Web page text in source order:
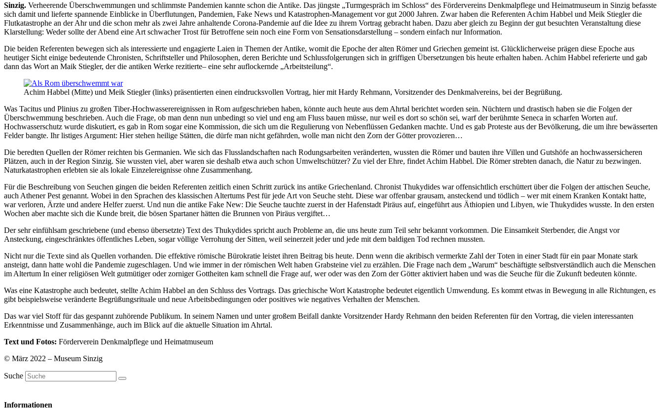
Sinzig. Verheerende Überschwemmungen und schlimmste Pandemien kannte schon die Antike. Das jüngste „Turmgespräch im Schloss“ des Fördervereins Denkmalpflege und Heimatmuseum in Sinzig befasste
sich damit und lieferte spannende Einblicke in Überflutungen, Pandemien, Fake News und Katastrophen-Management vor gut 2000 Jahren. Zwar haben die Referenten Achim Habbel und Meik Stiegler die
Flutkatastrophe an der Ahr und die schon mehr als zwei Jahre anhaltende Corona-Pandemie auf die Idee zu ihrem Vortrag gebracht haben. Dazu aber gleich zu Beginn der gut besuchten Veranstaltung diese
Klarstellung: Weder sollte der Abend eine Art schwacher Trost für Betroffene sein noch eine Form von Sensationsdarstellung – sondern einfach nur Information.
Die beiden Referenten bewegen sich als interessierte und engagierte Laien in Themen der Antike, womit die Epoche der alten Römer und Griechen gemeint ist. Glücklicherweise prägen diese Epoche aus
heutiger Sicht einige bedeutende Chronisten, Schriftsteller und Philosophen, deren Berichte und Schlussfolgerungen sich in griffigen Übersetzungen bis heute erhalten haben. Achim Habbel referierte und gab
dann das Wort an Maik Stiegler, der die antiken Werke rezitierte– eine sehr auflockernde „Arbeitsteilung“.
Achim Habbel (Mitte) und Meik Stiegler (links) präsentierten einen eindrucksvollen Vortrag, hier mit Hardy Rehmann, Vorsitzender des Denkmalvereins, bei der Begrüßung.
Was Tacitus und Plinius zu großen Tiber-Hochwasserereignissen in Rom aufgeschrieben haben, könnte auch heute aus dem Ahrtal berichtet worden sein. Nüchtern und drastisch haben sie die Folgen der
Überschwemmung beschrieben. Auch die Frage, ob man denn nun unbedingt so viel und eng am Fluss bauen müsse, nur weil es dort so schön sei, warf der berühmte Seneca in scharfen Worten auf.
Hochwasserschutz wurde diskutiert, es gab in Rom sogar eine Kommission, die sich um die Regulierung von Nebenflüssen Gedanken machte. Und es gab Proteste aus der Bevölkerung, die um ihre bewässerten
Felder bangte. Ihr listiges Argument: Hier stehen heilige Stätten, die dürfe man nicht gefährden, wolle man nicht den Zorn der Götter provozieren…
Die beredten Quellen der Römer reichten bis Germanien. Wie sich das Flusslandschaften nach Rodungsarbeiten veränderten, wussten die Römer und bauten ihre Villen und Gutshöfe an hochwassersicheren
Plätzen, auch in der Region Sinzig. Sie wussten viel, aber waren sie deshalb etwa auch schon Umweltschützer? Zu viel der Ehre, findet Achim Habbel. Die Römer strebten danach, die Natur zu bezwingen.
Naturkatastrophen erlebten sie als lokale Einzelereignisse ohne Zusammenhang.
Für die Beschreibung von Seuchen gingen die beiden Referenten zeitlich einen Schritt zurück ins antike Griechenland. Chronist Thukydides war offensichtlich erschüttert über die Folgen der attischen Seuche,
auch Athener Pest genannt. Wobei in den Sprachen des klassischen Altertums Pest für jede Art von Seuche steht. Diese war offenbar grausam, ansteckend und tödlich – wer mit einem Kranken Kontakt hatte,
war verloren, Ärzte und andere Helfer zuerst. Und nun die antike Fake New: Die Seuche tauchte zuerst in der Hafenstadt Piräus auf, eingeführt aus Äthiopien und Libyen, wie Thukydides wusste. In den ersten
Wochen aber machte sich die Kunde breit, die bösen Spartaner hätten die Brunnen von Piräus vergiftet…
Der sehr einfühlsam geschriebene (und ebenso übersetzte) Text des Thukydides spricht auch Probleme an, die uns heute zum Teil sehr bekannt vorkommen. Die Einsamkeit Sterbender, die Angst vor
Ansteckung, eingeschränktes öffentliches Leben, sogar völlige Verrohung der Sitten, weil seinerzeit jeder und jede mit dem baldigen Tod rechnen mussten.
Nicht nur die Texte sind als Quellen vorhanden. Die effektive römische Bürokratie leistet ihren Beitrag bis heute. Denn wenn die akribisch vermerkte Zahl der Toten in einer Stadt für ein paar Monate stark
ansteigt, dann hatte wohl die Pandemie zugeschlagen. Und wie immer in der römischen Welt haben Grabsteine viel zu erzählen. Die Frage nach dem „Warum“ beschäftigte selbstverständlich auch die Menschen
im Altertum In einer religiösen Welt gutmütiger oder zorniger Gottheiten kam schnell die Frage auf, wer oder was den Zorn der Götter aktiviert haben und was die Seuche für die Zukunft bedeuten könnte.
Was eine Katastrophe auch bedeutet, stellte Achim Habbel an den Schluss des Vortrags. Das griechische Wort Katastrophe bedeutet eigentlich Umwendung. Es kommt etwas in Bewegung in alle Richtungen, es
gibt beispielsweise veränderte Begrüßungsrituale und neue Arbeitsbedingungen oder positives wie negatives Verhalten der Menschen.
Das war viel Stoff für das gespannt zuhörende Publikum. In seinem Namen und unter großem Beifall dankte Vorsitzender Hardy Rehmann den beiden Referenten für den Vortrag, die vielen interessanten
Erkenntnisse und Zusammenhänge, auch im Blick auf die aktuelle Situation im Ahrtal.
Text und Fotos: Förderverein Denkmalpflege und Heimatmuseum
© März 2022 – Museum Sinzig
Suche
Informationen